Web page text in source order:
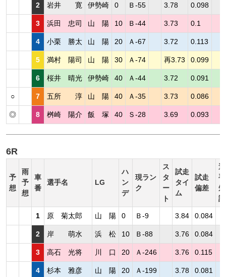
2 岩井 寛 伊勢崎 0 Ｂ-55 3.78 0.098
3 浜田 忠司 山 陽 10 Ｂ-44 3.73 0.1
4 小栗 勝太 山 陽 20 Ａ-67 3.72 0.113
5 満村 陽司 山 陽 30 Ａ-74 再3.73 0.099
6 桜井 晴光 伊勢崎 40 Ａ-44 3.72 0.091
○ 7 五所 淳 山 陽 40 Ａ-35 3.73 0.086
◎ 8 桝崎 陽介 飯 塚 40 Ｓ-28 3.69 0.093
6R
予
想
雨
予
想
車
番
選手名 LG
ハ
ン
デ
現ラン
ク
ス
タ
ー
ト
試走
タイ
ム
試走
偏差
選
手
短
評
1 原 菊太郎 山 陽 0 Ｂ-9 3.84 0.084
2 岸 萌水 浜 松 10 Ｂ-88 3.76 0.084
3 高石 光将 川 口 20 Ａ-246 3.76 0.115
4 杉本 雅彦 山 陽 20 Ａ-199 3.78 0.081